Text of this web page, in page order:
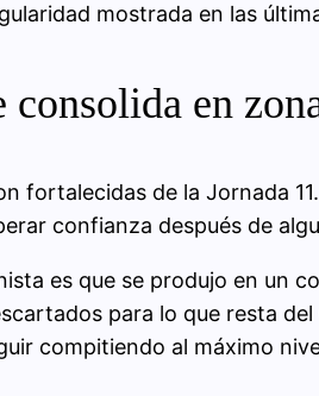
mostrada en las
consolida en
fortalecidas de la Jornada
confianza después de
es que se produjo en un
para lo que resta
compitiendo al máximo